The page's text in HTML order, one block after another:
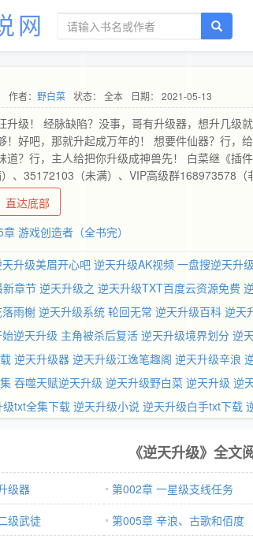
网
作者： 野白菜 状态： 全本 日期： 2021-05-13
升级！ 经脉缺陷？没事，哥有升级器，想升几级
！好吧，那就升起成万年的！ 想要件仙器？行，
道？行，主人给把你升级成神兽先！ 白菜继《插
、35172103（未满）、VIP高级群168973578
光光友情提供！
直达底部
游戏创造者（全书完）
升级美眉开心吧 逆天升级AK视频 一盘搜逆天升级
章节 逆天升级之 逆天升级TXT百度云资源免费
雨榭逆天升级系统 轮回无常 逆天升级百科 逆天
逆天升级 主角被杀后复活 逆天升级境界划分 逆
逆天升级器 逆天升级江逸笔趣阁 逆天升级辛浪
吞噬天赋逆天升级 逆天升级野白菜 逆天升级 逆
级txt全集下载 逆天升级小说 逆天升级白手txt下载
《逆天升级》全文
级器 第002章 一星级支线任务
级武徒
第005章 辛浪、古歌和佰度